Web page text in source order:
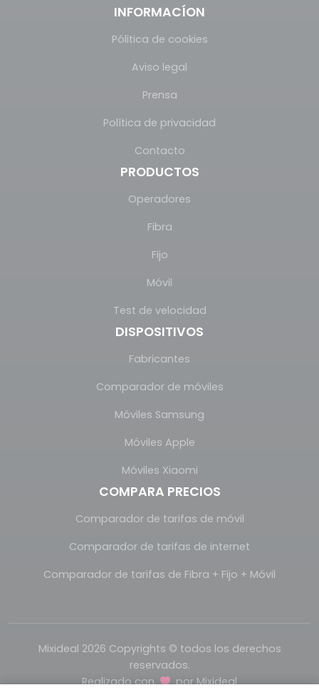
INFORMACÍON
Pólitica de cookies
Aviso legal
Prensa
Política de privacidad
Contacto
PRODUCTOS
Operadores
Fibra
Fijo
Móvil
Test de velocidad
DISPOSITIVOS
Fabricantes
Comparador de móviles
Móviles Samsung
Móviles Apple
Móviles Xiaomi
COMPARA PRECIOS
Comparador de tarifas de móvil
Comparador de tarifas de internet
Comparador de tarifas de Fibra + Fijo + Móvil
Mixideal 2026 Copyrights © todos los derechos
reservados.
Realizado con
porMixideal